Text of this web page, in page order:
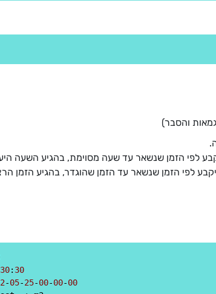
והסבר)
לפי הזמן שנשאר עד שעה מסוימת, בהגיע השעה
לפי הזמן שנשאר עד הזמן שהוגדר, בהגיע הזמן
30: 30
-05-25-00-00-00